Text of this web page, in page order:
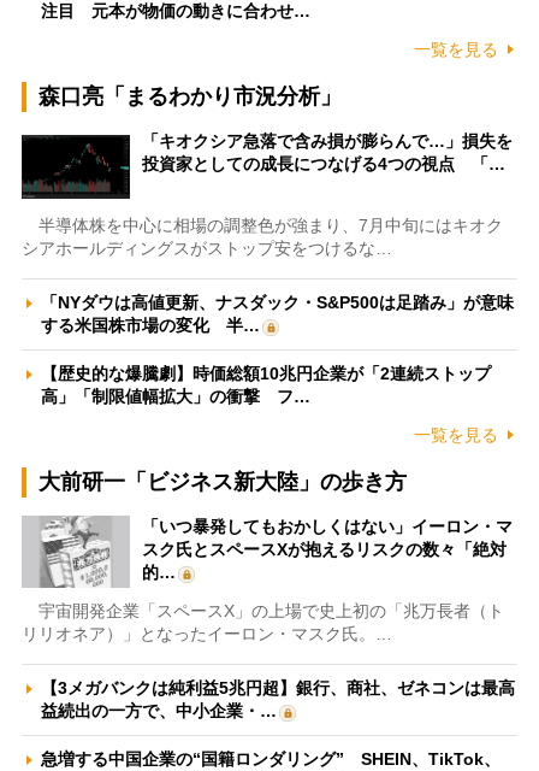
注目 元本が物価の動きに合わせ…
一覧を見る
森口亮「まるわかり市況分析」
「キオクシア急落で含み損が膨らんで…」損失を
投資家としての成長につなげる4つの視点 「…
半導体株を中心に相場の調整色が強まり、7月中旬にはキオク
シアホールディングスがストップ安をつけるな…
「NYダウは高値更新、ナスダック・S&P500は足踏み」が意味
する米国株市場の変化 半…
【歴史的な爆騰劇】時価総額10兆円企業が「2連続ストップ
高」「制限値幅拡大」の衝撃 フ…
一覧を見る
大前研一「ビジネス新大陸」の歩き方
「いつ暴発してもおかしくはない」イーロン・マ
スク氏とスペースXが抱えるリスクの数々「絶対
的…
宇宙開発企業「スペースX」の上場で史上初の「兆万長者（ト
リリオネア）」となったイーロン・マスク氏。…
【3メガバンクは純利益5兆円超】銀行、商社、ゼネコンは最高
益続出の一方で、中小企業・…
急増する中国企業の“国籍ロンダリング” SHEIN、TikTok、